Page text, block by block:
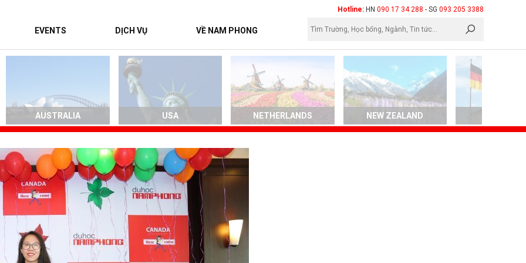
Hotline: HN 090 17 34 288 - SG 093 205 3388
EVENTS DỊCH VỤ VỀ NAM PHONG
AUSTRALIA USA NETHERLANDS NEW ZEALAND